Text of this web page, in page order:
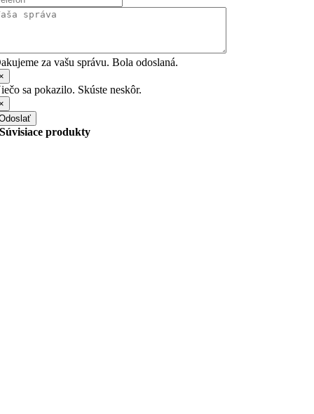
za vašu správu. Bola odoslaná.
sa pokazilo. Skúste neskôr.
Súvisiace produkty